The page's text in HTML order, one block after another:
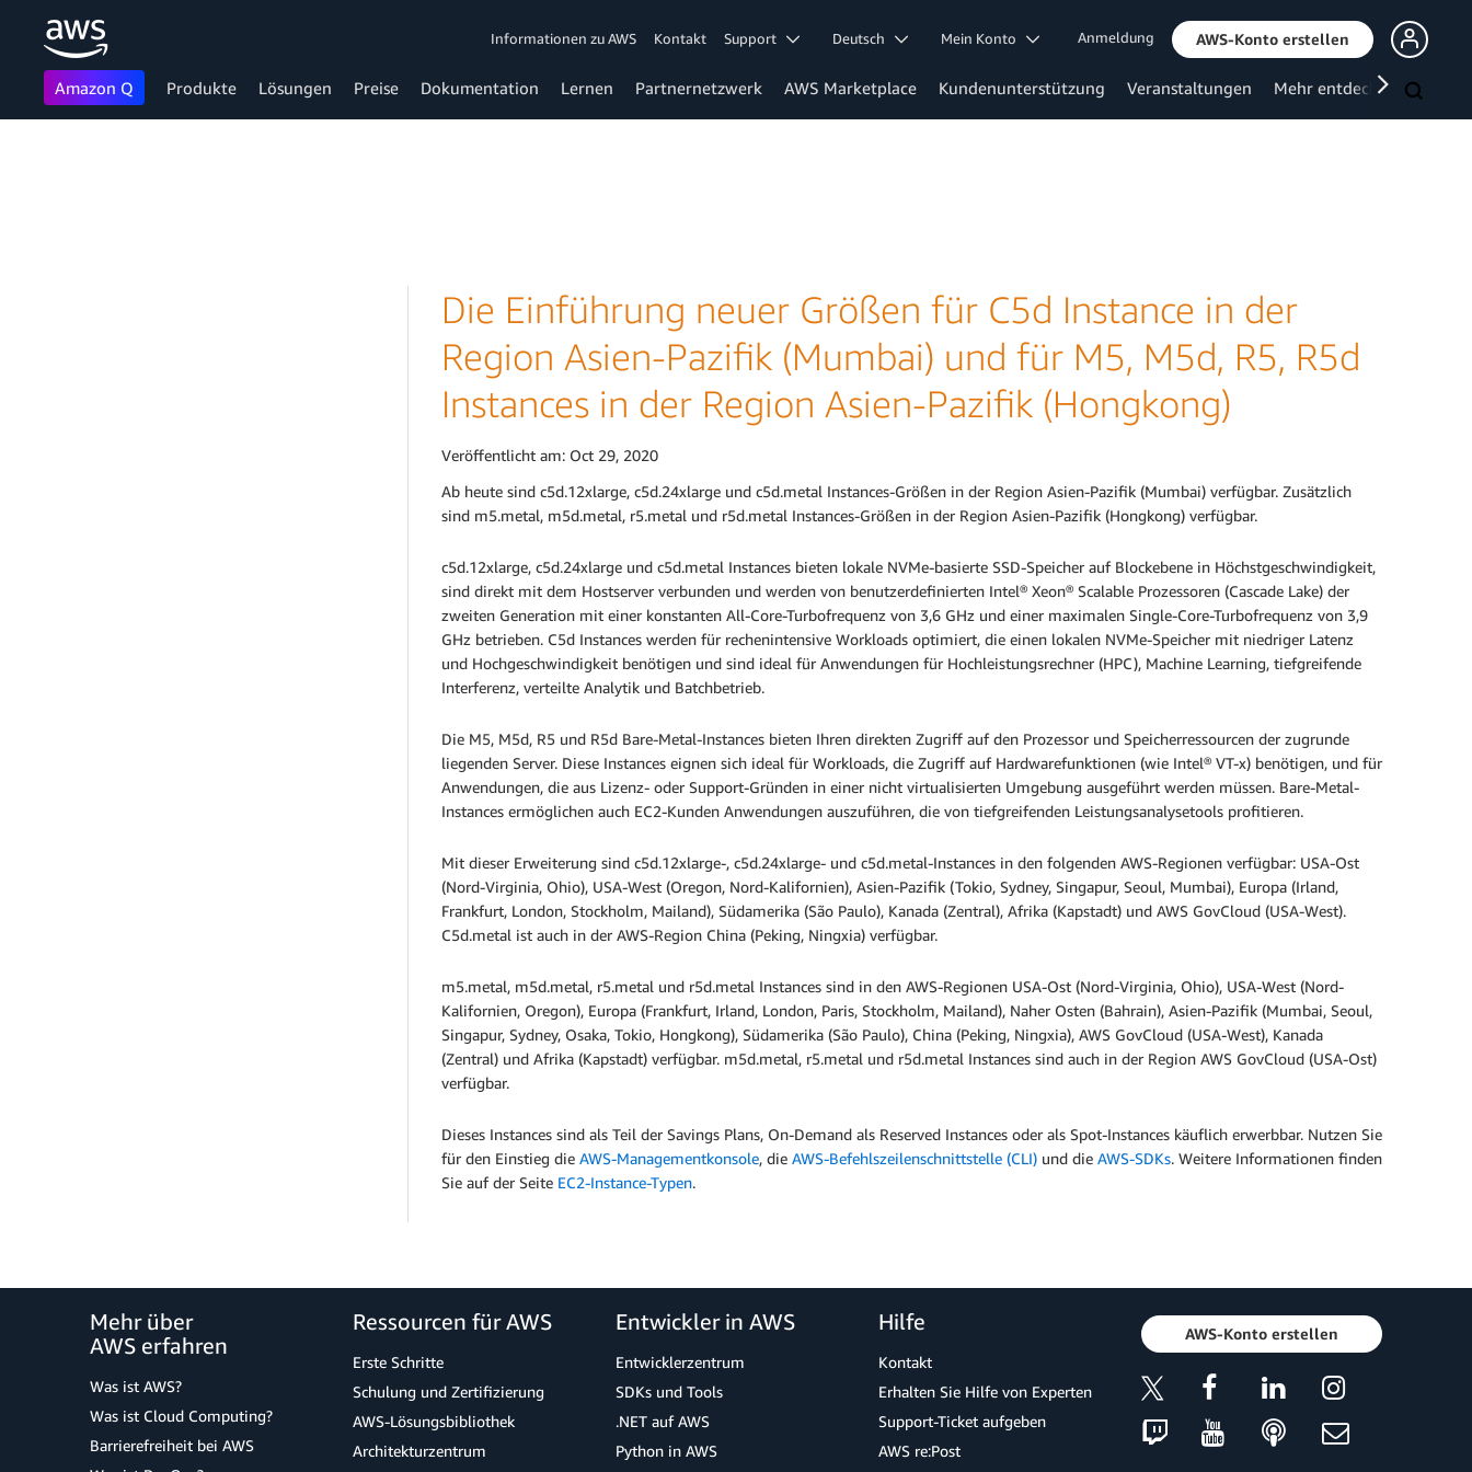
Informationen zu AWS Kontakt Support Deutsch Mein Konto Anmeldung AWS-Konto erstellen
Amazon Q Produkte Lösungen Preise Dokumentation Lernen Partnernetzwerk AWS Marketplace Kundenunterstützung Veranstaltungen Mehr entdecken
Die Einführung neuer Größen für C5d Instance in der
Region Asien-Pazifik (Mumbai) und für M5, M5d, R5, R5d
Instances in der Region Asien-Pazifik (Hongkong)
Veröffentlicht am: Oct 29, 2020
Ab heute sind c5d.12xlarge, c5d.24xlarge und c5d.metal Instances-Größen in der Region Asien-Pazifik (Mumbai) verfügbar. Zusätzlich
sind m5.metal, m5d.metal, r5.metal und r5d.metal Instances-Größen in der Region Asien-Pazifik (Hongkong) verfügbar.
c5d.12xlarge, c5d.24xlarge und c5d.metal Instances bieten lokale NVMe-basierte SSD-Speicher auf Blockebene in Höchstgeschwindigkeit,
sind direkt mit dem Hostserver verbunden und werden von benutzerdefinierten Intel® Xeon® Scalable Prozessoren (Cascade Lake) der
zweiten Generation mit einer konstanten All-Core-Turbofrequenz von 3,6 GHz und einer maximalen Single-Core-Turbofrequenz von 3,9
GHz betrieben. C5d Instances werden für rechenintensive Workloads optimiert, die einen lokalen NVMe-Speicher mit niedriger Latenz
und Hochgeschwindigkeit benötigen und sind ideal für Anwendungen für Hochleistungsrechner (HPC), Machine Learning, tiefgreifende
Interferenz, verteilte Analytik und Batchbetrieb.
Die M5, M5d, R5 und R5d Bare-Metal-Instances bieten Ihren direkten Zugriff auf den Prozessor und Speicherressourcen der zugrunde
liegenden Server. Diese Instances eignen sich ideal für Workloads, die Zugriff auf Hardwarefunktionen (wie Intel® VT-x) benötigen, und für
Anwendungen, die aus Lizenz- oder Support-Gründen in einer nicht virtualisierten Umgebung ausgeführt werden müssen. Bare-Metal-
Instances ermöglichen auch EC2-Kunden Anwendungen auszuführen, die von tiefgreifenden Leistungsanalysetools profitieren.
Mit dieser Erweiterung sind c5d.12xlarge-, c5d.24xlarge- und c5d.metal-Instances in den folgenden AWS-Regionen verfügbar: USA-Ost
(Nord-Virginia, Ohio), USA-West (Oregon, Nord-Kalifornien), Asien-Pazifik (Tokio, Sydney, Singapur, Seoul, Mumbai), Europa (Irland,
Frankfurt, London, Stockholm, Mailand), Südamerika (São Paulo), Kanada (Zentral), Afrika (Kapstadt) und AWS GovCloud (USA-West).
C5d.metal ist auch in der AWS-Region China (Peking, Ningxia) verfügbar.
m5.metal, m5d.metal, r5.metal und r5d.metal Instances sind in den AWS-Regionen USA-Ost (Nord-Virginia, Ohio), USA-West (Nord-
Kalifornien, Oregon), Europa (Frankfurt, Irland, London, Paris, Stockholm, Mailand), Naher Osten (Bahrain), Asien-Pazifik (Mumbai, Seoul,
Singapur, Sydney, Osaka, Tokio, Hongkong), Südamerika (São Paulo), China (Peking, Ningxia), AWS GovCloud (USA-West), Kanada
(Zentral) und Afrika (Kapstadt) verfügbar. m5d.metal, r5.metal und r5d.metal Instances sind auch in der Region AWS GovCloud (USA-Ost)
verfügbar.
Dieses Instances sind als Teil der Savings Plans, On-Demand als Reserved Instances oder als Spot-Instances käuflich erwerbbar. Nutzen Sie
für den Einstieg die AWS-Managementkonsole, die AWS-Befehlszeilenschnittstelle (CLI) und die AWS-SDKs. Weitere Informationen finden
Sie auf der Seite EC2-Instance-Typen.
Mehr über
AWS erfahren
Was ist AWS?
Was ist Cloud Computing?
Barrierefreiheit bei AWS
Ressourcen für AWS
Erste Schritte
Schulung und Zertifizierung
AWS-Lösungsbibliothek
Architekturzentrum
Entwickler in AWS
Entwicklerzentrum
SDKs und Tools
.NET auf AWS
Python in AWS
Hilfe
Kontakt
Erhalten Sie Hilfe von Experten
Support-Ticket aufgeben
AWS re:Post
AWS-Konto erstellen